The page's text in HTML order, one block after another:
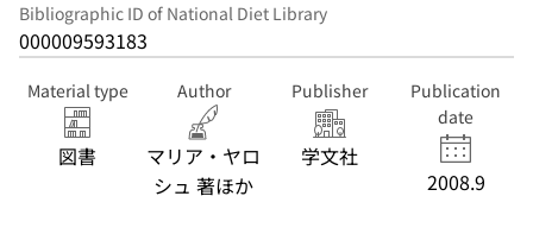
Bibliographic ID of National Diet Library
000009593183
Material type
図書
Author
マリア・ヤロ
シュ 著ほか
Publisher
学文社
Publication
date
2008.9